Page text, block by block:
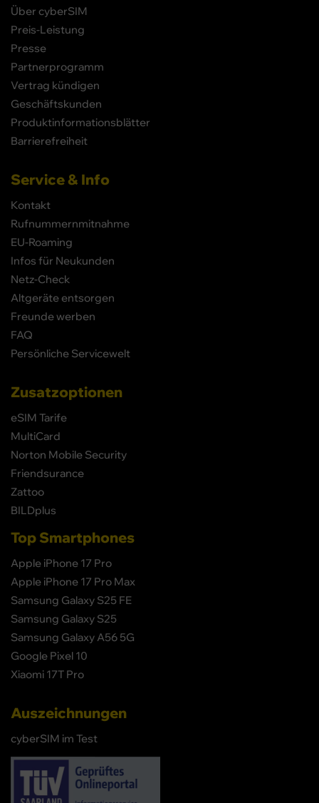
Über cyberSIM
Preis-Leistung
Presse
Partnerprogramm
Vertrag kündigen
Geschäftskunden
Produktinformationsblätter
Barrierefreiheit
Service & Info
Kontakt
Rufnummernmitnahme
EU-Roaming
Infos für Neukunden
Netz-Check
Altgeräte entsorgen
Freunde werben
FAQ
Persönliche Servicewelt
Zusatzoptionen
eSIM Tarife
MultiCard
Norton Mobile Security
Friendsurance
Zattoo
BILDplus
Top Smartphones
Apple iPhone 17 Pro
Apple iPhone 17 Pro Max
Samsung Galaxy S25 FE
Samsung Galaxy S25
Samsung Galaxy A56 5G
Google Pixel 10
Xiaomi 17T Pro
Auszeichnungen
cyberSIM im Test